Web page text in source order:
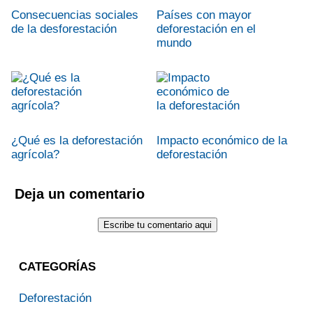
Consecuencias sociales
de la desforestación
Países con mayor
deforestación en el
mundo
¿Qué es la deforestación
agrícola?
Impacto económico de la
deforestación
Deja un comentario
CATEGORÍAS
Deforestación